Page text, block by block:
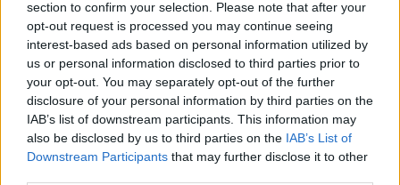
section to confirm your selection. Please note that after your
opt-out request is processed you may continue seeing
interest-based ads based on personal information utilized by
us or personal information disclosed to third parties prior to
your opt-out. You may separately opt-out of the further
disclosure of your personal information by third parties on the
IAB’s list of downstream participants. This information may
also be disclosed by us to third parties on the IAB’s List of
Downstream Participants that may further disclose it to other
19:42
Καλοκαίρι 2026: Η Ευρώπη στις φλόγες - 5 εκατ.
στρέμματα στάχτη, από την Πορτογαλία έως την Κρήτη
(Βίντεο)
19:18
ΗΠΑ: Εφετείο απαγόρευσε να συνεχιστεί η κατασκευή
της αίθουσας χορού στον Λευκό Οίκο